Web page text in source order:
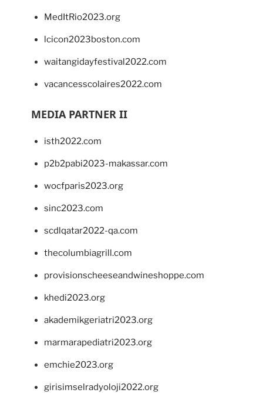
MedItRio2023.org
lcicon2023boston.com
waitangidayfestival2022.com
vacancesscolaires2022.com
MEDIA PARTNER II
isth2022.com
p2b2pabi2023-makassar.com
wocfparis2023.org
sinc2023.com
scdlqatar2022-qa.com
thecolumbiagrill.com
provisionscheeseandwineshoppe.com
khedi2023.org
akademikgeriatri2023.org
marmarapediatri2023.org
emchie2023.org
girisimselradyoloji2022.org